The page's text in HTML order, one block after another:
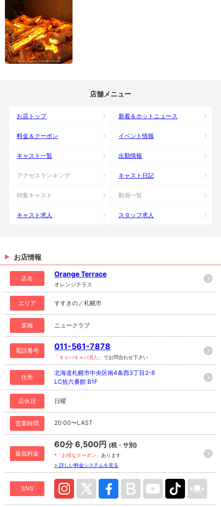
店舗メニュー
お店トップ 新着＆ホットニュース
料金＆クーポン イベント情報
キャスト一覧 出勤情報
アクセスランキング キャスト日記
特集キャスト 動画一覧
キャスト求人 スタッフ求人
お店情報
店名
Orange Terrace
オレンジテラス
エリア すすきの／札幌市
業種 ニュークラブ
電話番号 011-561-7878
「キャバキャバ見た」 でお問合わせ下さい
住所
北海道札幌市中央区南4条西3丁目2-6
LC拾六番館 B1F
店休日 日曜
営業時間 20:00〜LAST
最低料金
60分 6,500円 (税・サ別)
*「お得なクーポン」 あります
> 詳しい料金システムを見る
SNS